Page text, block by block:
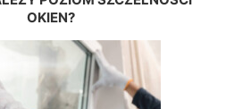
OKIEN?